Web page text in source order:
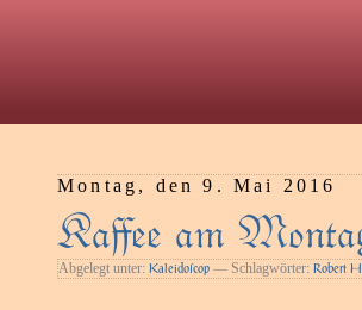
Montag, den 9. Mai 2016
Kaﬀee am
Abgelegt unter: Kaleidoſcop — Schlagwörter: Robert